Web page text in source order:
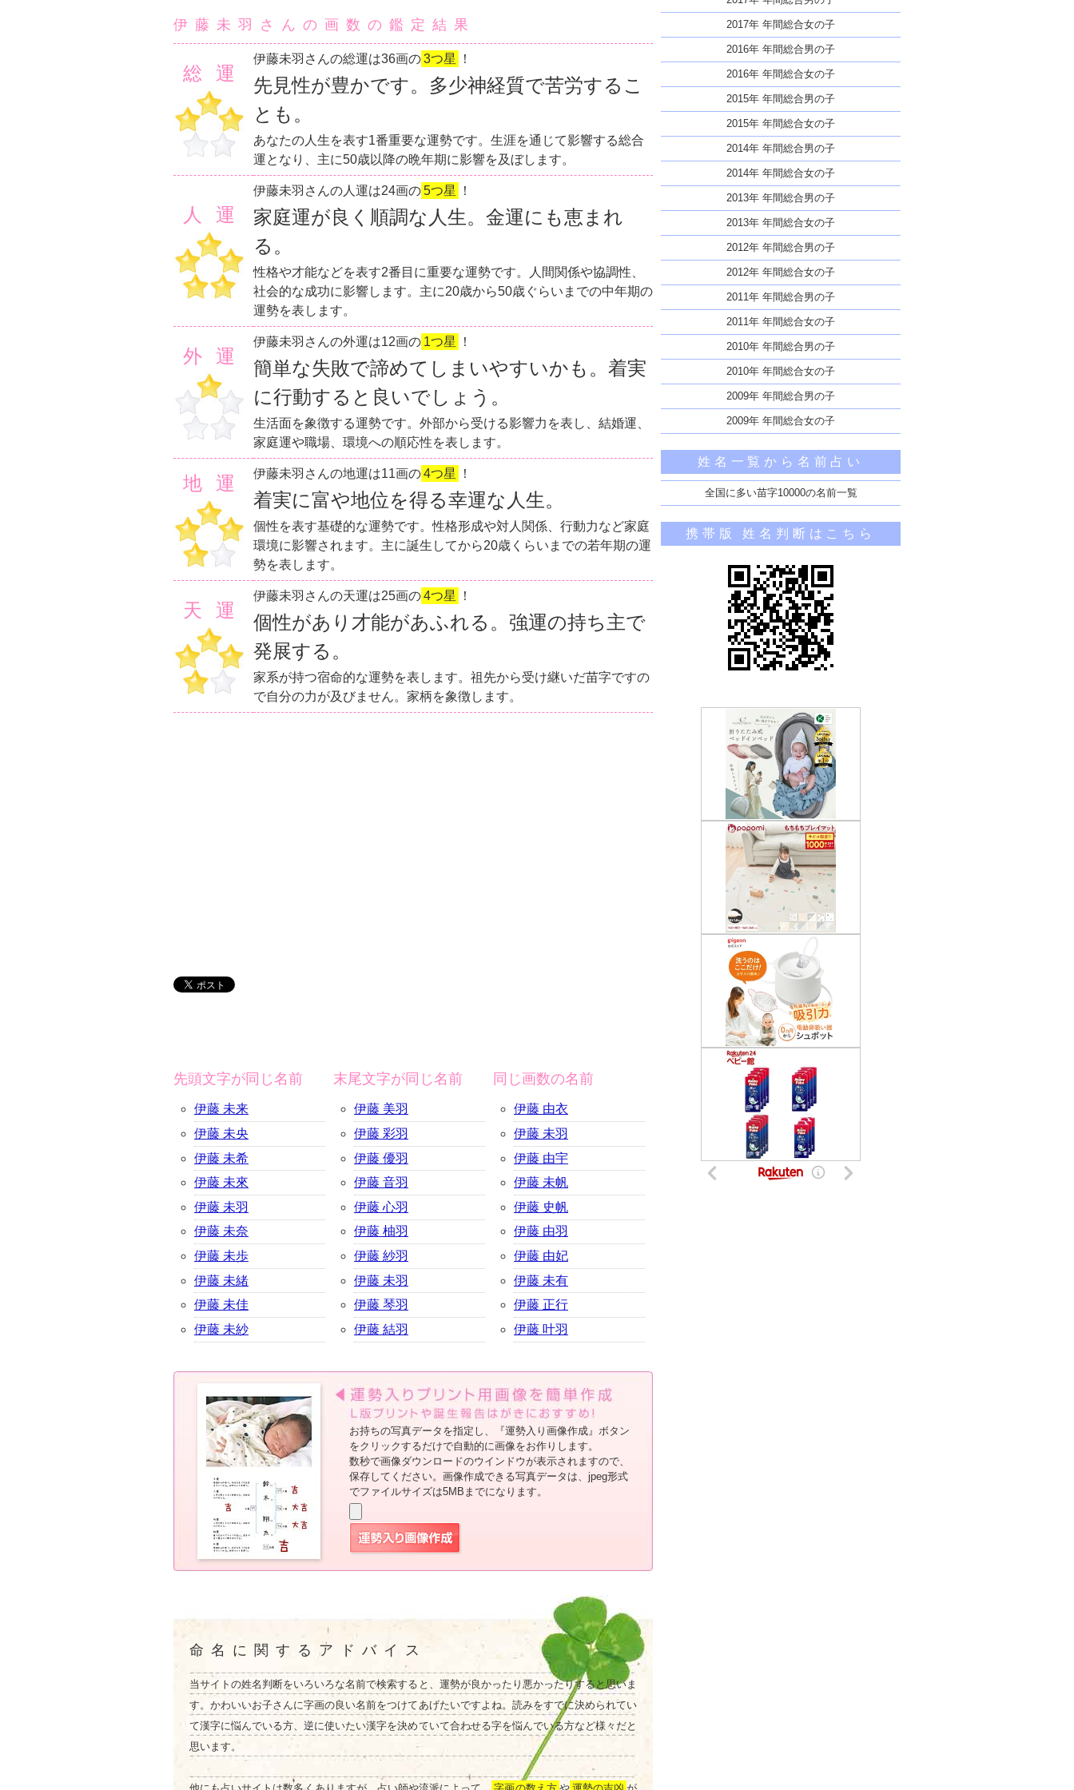
伊藤未羽さんの画数の鑑定結果
総運
伊藤未羽さんの総運は36画の3つ星 ！
先見性が豊かです。多少神経質で苦労するこ
とも。
あなたの人生を表す1番重要な運勢です。生涯を通じて影響する総合
運となり、主に50歳以降の晩年期に影響を及ぼします。
人運
伊藤未羽さんの人運は24画の5つ星 ！
家庭運が良く順調な人生。金運にも恵まれ
る。
性格や才能などを表す2番目に重要な運勢です。人間関係や協調性、
社会的な成功に影響します。主に20歳から50歳ぐらいまでの中年期の
運勢を表します。
外運
伊藤未羽さんの外運は12画の 1つ星 ！
簡単な失敗で諦めてしまいやすいかも。着実
に行動すると良いでしょう。
生活面を象徴する運勢です。外部から受ける影響力を表し、結婚運、
家庭運や職場、環境への順応性を表します。
地運 伊藤未羽さんの地運は11画の4つ星 ！
着実に富や地位を得る幸運な人生。
個性を表す基礎的な運勢です。性格形成や対人関係、行動力など家庭
環境に影響されます。主に誕生してから20歳くらいまでの若年期の運
勢を表します。
天運
伊藤未羽さんの天運は25画の4つ星 ！
個性があり才能があふれる。強運の持ち主で
発展する。
家系が持つ宿命的な運勢を表します。祖先から受け継いだ苗字ですの
で自分の力が及びません。家柄を象徴します。
先頭文字が同じ名前
伊藤 未来
伊藤 未央
伊藤 未希
伊藤 未來
伊藤 未羽
伊藤 未奈
伊藤 未歩
伊藤 未緒
伊藤 未佳
伊藤 未紗
末尾文字が同じ名前
伊藤 美羽
伊藤 彩羽
伊藤 優羽
伊藤 音羽
伊藤 心羽
伊藤 柚羽
伊藤 紗羽
伊藤 未羽
伊藤 琴羽
伊藤 結羽
同じ画数の名前
伊藤 由衣
伊藤 未羽
伊藤 由宇
伊藤 未帆
伊藤 史帆
伊藤 由羽
伊藤 由妃
伊藤 未有
伊藤 正行
伊藤 叶羽
お持ちの写真データを指定し、『運勢入り画像作成』ボタン
をクリックするだけで自動的に画像をお作りします。
数秒で画像ダウンロードのウインドウが表示されますので、
保存してください。画像作成できる写真データは、jpeg形式
でファイルサイズは5MBまでになります。
命名に関するアドバイス
当サイトの姓名判断をいろいろな名前で検索すると、運勢が良かったり悪かったりすると思いま
す。かわいいお子さんに字画の良い名前をつけてあげたいですよね。読みをすでに決められてい
て漢字に悩んでいる方、逆に使いたい漢字を決めていて合わせる字を悩んでいる方など様々だと
思います。
2017年 年間総合女の子
2016年 年間総合男の子
2016年 年間総合女の子
2015年 年間総合男の子
2015年 年間総合女の子
2014年 年間総合男の子
2014年 年間総合女の子
2013年 年間総合男の子
2013年 年間総合女の子
2012年 年間総合男の子
2012年 年間総合女の子
2011年 年間総合男の子
2011年 年間総合女の子
2010年 年間総合男の子
2010年 年間総合女の子
2009年 年間総合男の子
2009年 年間総合女の子
姓名一覧から名前占い
全国に多い苗字10000の名前一覧
携帯版 姓名判断はこちら